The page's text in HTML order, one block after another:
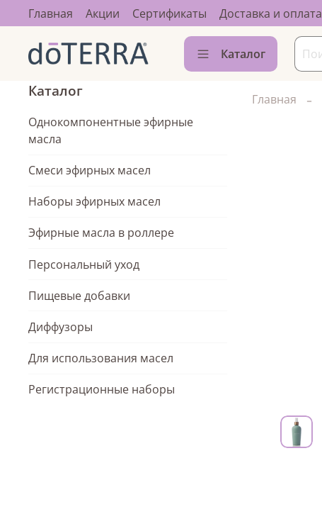
Главная Акции Сертификаты Доставка и оплата
Каталог
Главная
Каталог
Однокомпонентные эфирные
масла
Смеси эфирных масел
Наборы эфирных масел
Эфирные масла в роллере
Персональный уход
Пищевые добавки
Диффузоры
Для использования масел
Регистрационные наборы